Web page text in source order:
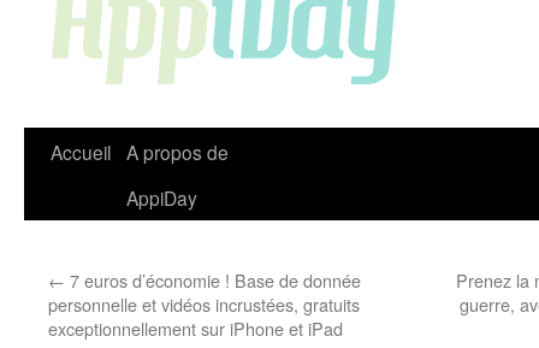
Accueil A propos de
AppiDay
← 7 euros d’économie ! Base de donnée
personnelle et vidéos incrustées, gratuits
exceptionnellement sur iPhone et iPad
Prenez la
guerre,